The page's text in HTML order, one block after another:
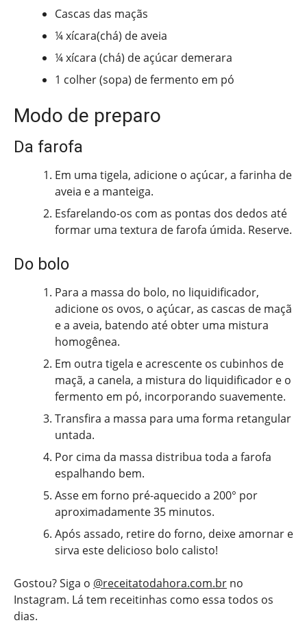
Cascas das maçãs
¼ xícara(chá) de aveia
¼ xícara (chá) de açúcar demerara
1 colher (sopa) de fermento em pó
Modo de preparo
Da farofa
Em uma tigela, adicione o açúcar, a farinha de
aveia e a manteiga.
Esfarelando-os com as pontas dos dedos até
formar uma textura de farofa úmida. Reserve.
Do bolo
Para a massa do bolo, no liquidificador,
adicione os ovos, o açúcar, as cascas de maçã
e a aveia, batendo até obter uma mistura
homogênea.
Em outra tigela e acrescente os cubinhos de
maçã, a canela, a mistura do liquidificador e o
fermento em pó, incorporando suavemente.
Transfira a massa para uma forma retangular
untada.
Por cima da massa distribua toda a farofa
espalhando bem.
Asse em forno pré-aquecido a 200° por
aproximadamente 35 minutos.
Após assado, retire do forno, deixe amornar e
sirva este delicioso bolo calisto!
Gostou? Siga o @receitatodahora.com.br no
Instagram. Lá tem receitinhas como essa todos os
dias.